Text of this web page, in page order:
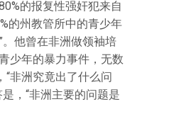
的报复性强奸犯来自
的州教管所中的青少年
他曾在非洲做领袖培
少年的暴力事件，无数
“非洲究竟出了什么问
，“非洲主要的问题是